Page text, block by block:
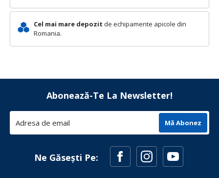
Cel mai mare depozit de echipamente apicole din
Romania.
Abonează-Te La Newsletter!
Mă Abonez
Ne Găsești Pe: